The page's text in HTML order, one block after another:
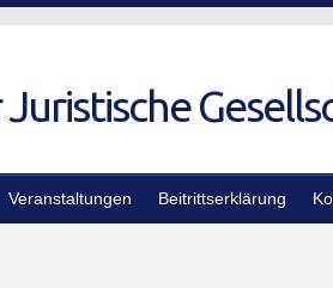
Veranstaltungen Beitrittserklärung